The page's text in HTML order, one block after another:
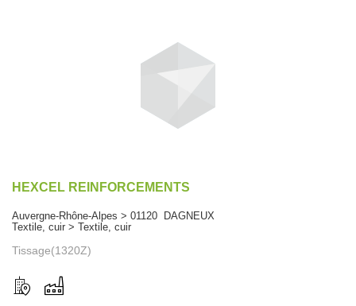
HEXCEL REINFORCEMENTS
Auvergne-Rhône-Alpes > 01120 DAGNEUX
Textile, cuir > Textile, cuir
Tissage(1320Z)